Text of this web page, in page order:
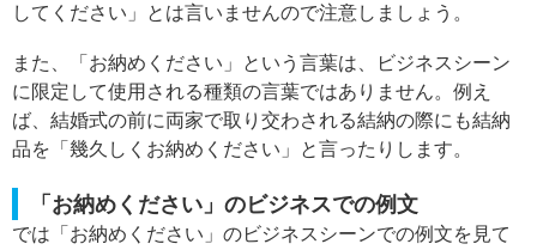
してください」とは言いませんので注意しましょう。
また、「お納めください」という言葉は、ビジネスシーン
に限定して使用される種類の言葉ではありません。例え
ば、結婚式の前に両家で取り交わされる結納の際にも結納
品を「幾久しくお納めください」と言ったりします。
「お納めください」のビジネスでの例文
では「お納めください」のビジネスシーンでの例文を見て